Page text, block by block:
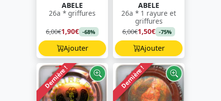
ABELE
26a * griffures
6,00€1,90€ -68%
Ajouter
ABELE
26a * 1 rayure et
griffures
6,00€1,50€ -75%
Ajouter
Dernière ! Dernière !